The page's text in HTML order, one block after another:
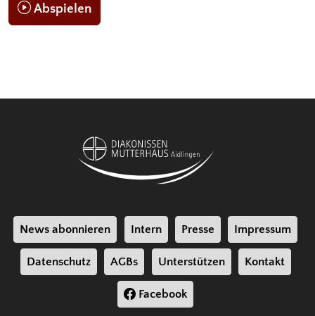
Abspielen
News abonnieren Intern Presse Impressum
Datenschutz AGBs Unterstützen Kontakt
Facebook